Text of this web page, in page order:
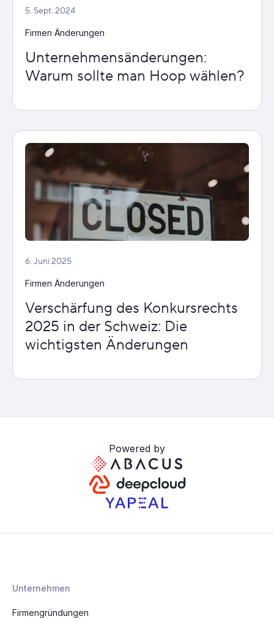
5. Sept. 2024
Firmen Änderungen
Unternehmensänderungen:
Warum sollte man Hoop wählen?
6. Juni 2025
Firmen Änderungen
Verschärfung des Konkursrechts
2025 in der Schweiz: Die
wichtigsten Änderungen
Powered by
Unternehmen
Firmengründungen